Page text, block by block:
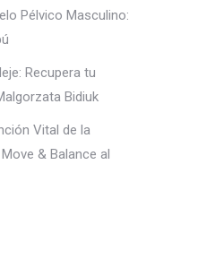
Pélvico Masculino:
Recupera tu
Bidiuk
Vital de la
& Balance al